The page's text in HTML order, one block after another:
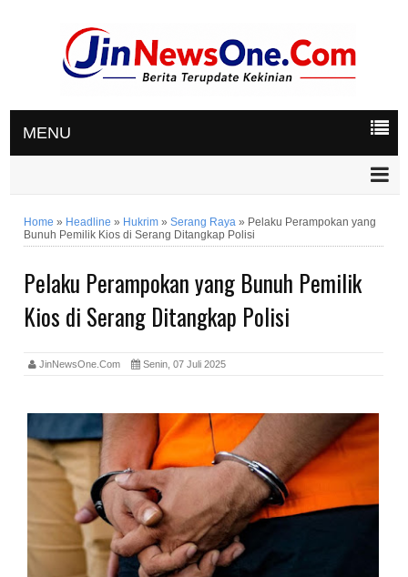
MENU
Home » Headline » Hukrim »Serang Raya » Pelaku Perampokan yang
Bunuh Pemilik Kios di Serang Ditangkap Polisi
Pelaku Perampokan yang Bunuh Pemilik
Kios di Serang Ditangkap Polisi
JinNewsOne.Com Senin, 07 Juli 2025